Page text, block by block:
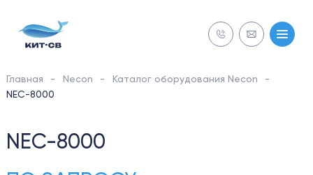
NECON
Главная Necon
Каталог оборудования Necon
NEC-8000
NEC-8000